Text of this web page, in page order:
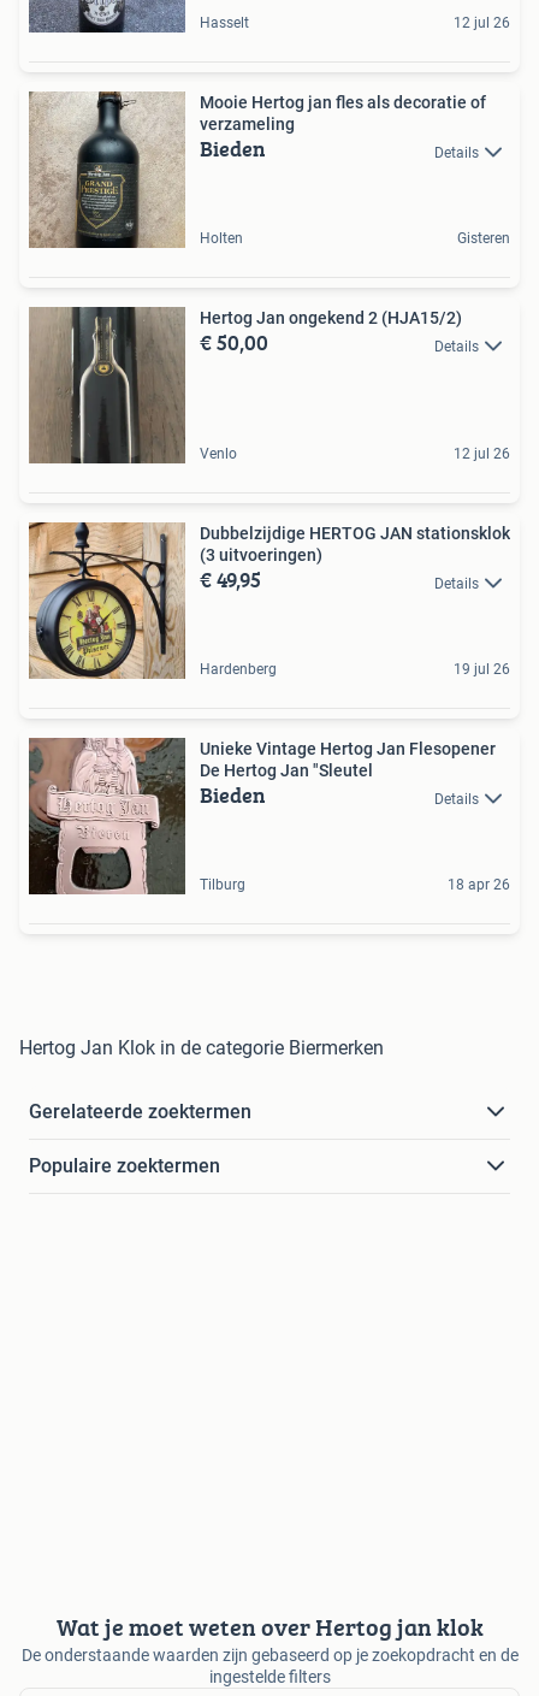
Hasselt 12 jul 26
Mooie Hertog jan fles als decoratie of
verzameling
Bieden Details
Holten Gisteren
Hertog Jan ongekend 2 (HJA15/2)
€ 50,00 Details
Venlo 12 jul 26
Dubbelzijdige HERTOG JAN stationsklok
(3 uitvoeringen)
€ 49,95 Details
Hardenberg 19 jul 26
Unieke Vintage Hertog Jan Flesopener
De Hertog Jan "Sleutel
Bieden Details
Tilburg 18 apr 26
Hertog Jan Klok in de categorie Biermerken
Gerelateerde zoektermen
Populaire zoektermen
Wat je moet weten over Hertog jan klok
De onderstaande waarden zijn gebaseerd op je zoekopdracht en de
ingestelde filters